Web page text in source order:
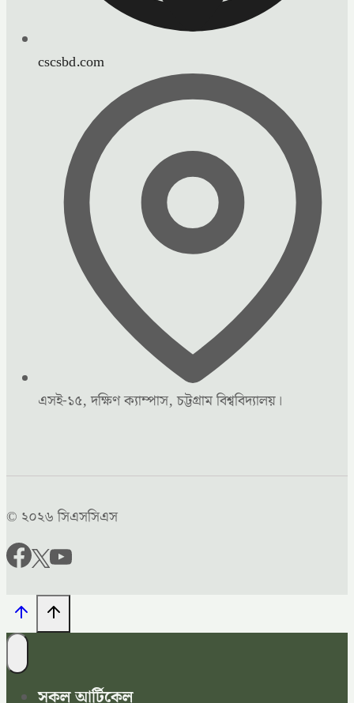
cscsbd.com
এসই-১৫, দক্ষিণ ক্যাম্পাস, চট্টগ্রাম বিশ্ববিদ্যালয়।
© ২০২৬ সিএসসিএস
সকল আর্টিকেল